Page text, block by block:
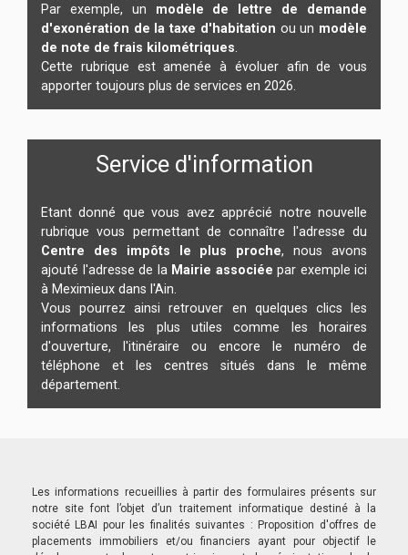
Par exemple, un modèle de lettre de demande
d'exonération de la taxe d'habitation ou un modèle
de note de frais kilométriques.
Cette rubrique est amenée à évoluer afin de vous
apporter toujours plus de services en 2026.
Service d'information
Etant donné que vous avez apprécié notre nouvelle
rubrique vous permettant de connaître l'adresse du
Centre des impôts le plus proche, nous avons
ajouté l'adresse de la Mairie associée par exemple ici
à Meximieux dans l'Ain.
Vous pourrez ainsi retrouver en quelques clics les
informations les plus utiles comme les horaires
d'ouverture, l'itinéraire ou encore le numéro de
téléphone et les centres situés dans le même
département.
Les informations recueillies à partir des formulaires présents sur
notre site font l’objet d’un traitement informatique destiné à la
société LBAI pour les finalités suivantes : Proposition d'offres de
placements immobiliers et/ou financiers ayant pour objectif le